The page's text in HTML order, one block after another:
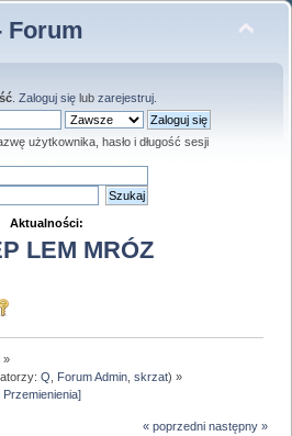
Forum
. Zaloguj sięlub zarejestruj.
użytkownika, hasło i długość sesji
Aktualności:
LEM MRÓZ
»
Q Forum Admin ,skrzat) »
« poprzedni następny »